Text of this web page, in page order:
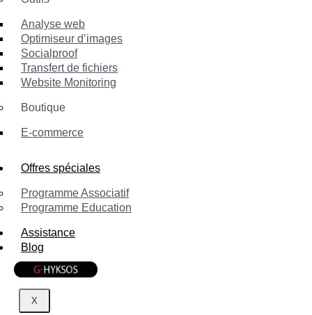
Analyse web
Optimiseur d’images
Socialproof
Transfert de fichiers
Website Monitoring
Boutique
E-commerce
Offres spéciales
Programme Associatif
Programme Education
Assistance
Blog
X